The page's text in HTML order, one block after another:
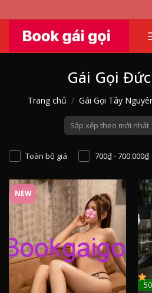
content
Gái Gọi
Trang chủ / Gái Gọi Tây
Toàn bộ giá 700₫-700.000₫
NEW